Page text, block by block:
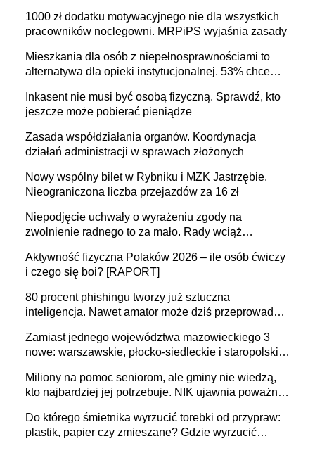
cały kraj
1000 zł dodatku motywacyjnego nie dla wszystkich
pracowników noclegowni. MRPiPS wyjaśnia zasady
Mieszkania dla osób z niepełnosprawnościami to
alternatywa dla opieki instytucjonalnej. 53% chce
Inkasent nie musi być osobą fizyczną. Sprawdź, kto
jeszcze może pobierać pieniądze
Zasada współdziałania organów. Koordynacja
działań administracji w sprawach złożonych
Nowy wspólny bilet w Rybniku i MZK Jastrzębie.
Nieograniczona liczba przejazdów za 16 zł
Niepodjęcie uchwały o wyrażeniu zgody na
zwolnienie radnego to za mało. Rady wciąż
sprawy
Aktywność fizyczna Polaków 2026 – ile osób ćwiczy
i czego się boi? [RAPORT]
80 procent phishingu tworzy już sztuczna
inteligencja. Nawet amator może dziś przeprowadzić
Zamiast jednego województwa mazowieckiego 3
nowe: warszawskie, płocko-siedleckie i staropolskie.
stołecznych
Miliony na pomoc seniorom, ale gminy nie wiedzą,
kto najbardziej jej potrzebuje. NIK ujawnia poważną
Do którego śmietnika wyrzucić torebki od przypraw:
plastik, papier czy zmieszane? Gdzie wyrzucić